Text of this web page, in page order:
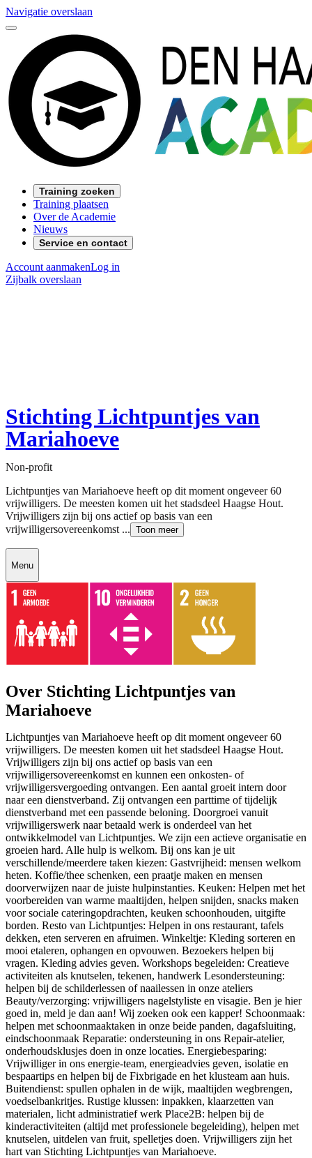
Navigatie overslaan
Training zoeken
Training plaatsen
Over de Academie
Nieuws
Service en contact
Account aanmakenLog in
Zijbalk overslaan
Stichting Lichtpuntjes van
Mariahoeve
Non-profit
Lichtpuntjes van Mariahoeve heeft op dit moment ongeveer 60
vrijwilligers. De meesten komen uit het stadsdeel Haagse Hout.
Vrijwilligers zijn bij ons actief op basis van een
vrijwilligersovereenkomst ... Toon meer
Menu
Over Stichting Lichtpuntjes van
Mariahoeve
Lichtpuntjes van Mariahoeve heeft op dit moment ongeveer 60
vrijwilligers. De meesten komen uit het stadsdeel Haagse Hout.
Vrijwilligers zijn bij ons actief op basis van een
vrijwilligersovereenkomst en kunnen een onkosten- of
vrijwilligersvergoeding ontvangen. Een aantal groeit intern door
naar een dienstverband. Zij ontvangen een parttime of tijdelijk
dienstverband met een passende beloning. Doorgroei vanuit
vrijwilligerswerk naar betaald werk is onderdeel van het
ontwikkelmodel van Lichtpuntjes. We zijn een actieve organisatie en
groeien hard. Alle hulp is welkom. Bij ons kan je uit
verschillende/meerdere taken kiezen: Gastvrijheid: mensen welkom
heten. Koffie/thee schenken, een praatje maken en mensen
doorverwijzen naar de juiste hulpinstanties. Keuken: Helpen met het
voorbereiden van warme maaltijden, helpen snijden, snacks maken
voor sociale cateringopdrachten, keuken schoonhouden, uitgifte
borden. Resto van Lichtpuntjes: Helpen in ons restaurant, tafels
dekken, eten serveren en afruimen. Winkeltje: Kleding sorteren en
mooi etaleren, ophangen en opvouwen. Bezoekers helpen bij
vragen. Kleding advies geven. Workshops begeleiden: Creatieve
activiteiten als knutselen, tekenen, handwerk Lesondersteuning:
helpen bij de schilderlessen of naailessen in onze ateliers
Beauty/verzorging: vrijwilligers nagelstyliste en visagie. Ben je hier
goed in, meld je dan aan! Wij zoeken ook een kapper! Schoonmaak:
helpen met schoonmaaktaken in onze beide panden, dagafsluiting,
eindschoonmaak Reparatie: ondersteuning in ons Repair-atelier,
onderhoudsklusjes doen in onze locaties. Energiebesparing:
Vrijwilliger in ons energie-team, energieadvies geven, isolatie en
bespaartips en helpen bij de Fixbrigade en het klusteam aan huis.
Buitendienst: spullen ophalen in de wijk, maaltijden wegbrengen,
voedselbankritjes. Rustige klussen: inpakken, klaarzetten van
materialen, licht administratief werk Place2B: helpen bij de
kinderactiviteiten (altijd met professionele begeleiding), helpen met
knutselen, uitdelen van fruit, spelletjes doen. Vrijwilligers zijn het
hart van Stichting Lichtpuntjes van Mariahoeve.